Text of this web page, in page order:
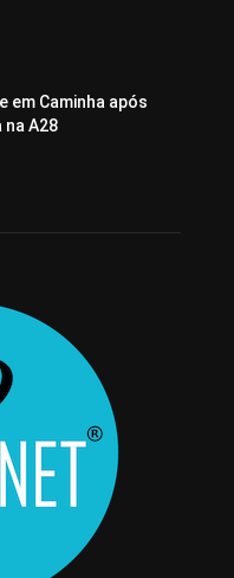
em Caminha após
A28